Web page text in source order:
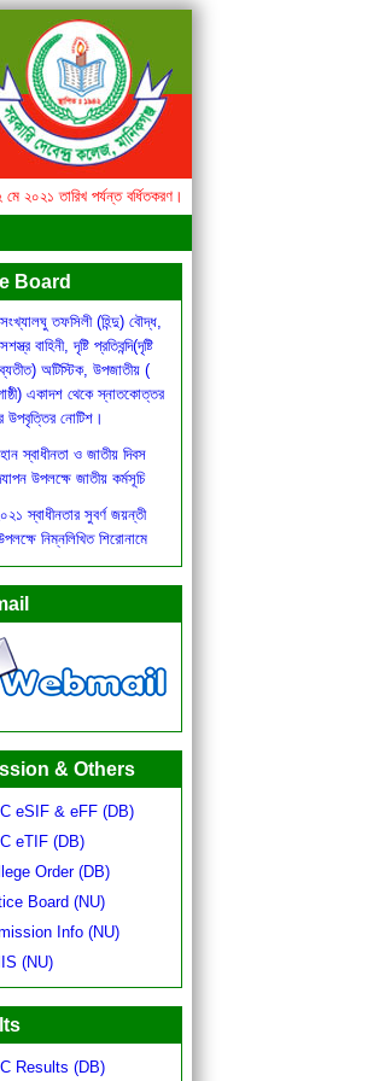
২০২১ তারিখ পর্যন্ত বর্ধিতকরণ।
Board
আগামী ২২ মে ২০২১ তারিখ
সংখ্যালঘু তফসিলী (হিন্দু) বৌদ্ধ,
বাহিনী, দৃষ্টি প্রতিবন্দি(দৃষ্টি
ব্যতীত) অটিস্টিক, উপজাতীয় (
একাদশ থেকে স্নাতকোত্তর
উপবৃত্তির নোটিশ।
স্বাধীনতা ও জাতীয় দিবস
উপলক্ষে জাতীয় কর্মসূচি
স্বাধীনতার সুবর্ণ জয়ন্তী
নিম্নলিখিত শিরোনামে
করা যাচ্ছে।
বঙ্গবন্ধু শেখ মুজিবুর রহমানের
ও জাতীয় শিশু দিবস ২০২১
অনলাইনে আলোচনা
-১৭/৩/২১ তারিখ সকাল ১০
হবে। উক্ত সভায় ছাত্র-
& Others
eSIF & eFF (DB)
eTIF (DB)
Order (DB)
Board (NU)
Info (NU)
(NU)
Results (DB)